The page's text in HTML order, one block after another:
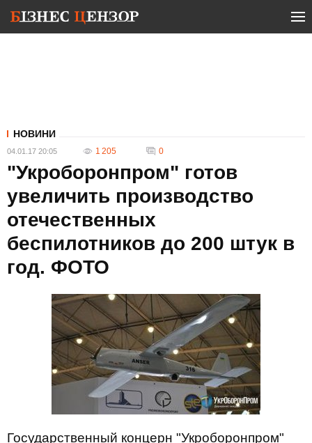
НОВИНИ
04.01.17 20:05 1 205 0
"Укроборонпром" готов
увеличить производство
отечественных
беспилотников до 200 штук в
год. ФОТО
Государственный концерн "Укроборонпром"